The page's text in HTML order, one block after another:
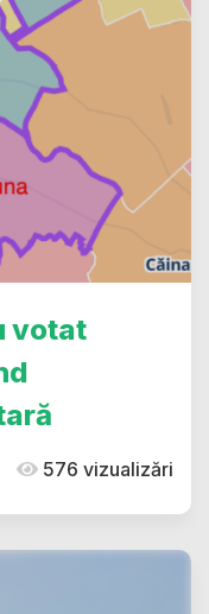
votat
576 vizualizări